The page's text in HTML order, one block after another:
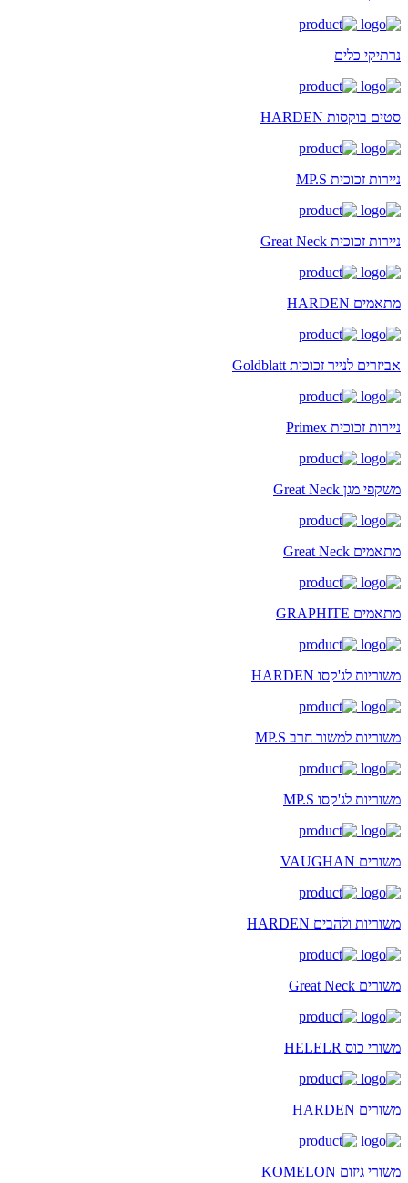
נרתיקי כלים
סטים בוקסות HARDEN
ניירות זכוכית MP.S
ניירות זכוכית Great Neck
מתאמים HARDEN
אביזרים לנייר זכוכית Goldblatt
ניירות זכוכית Primex
משקפי מגן Great Neck
מתאמים Great Neck
מתאמים GRAPHITE
משוריות לג'קסו HARDEN
משוריות למשור חרב MP.S
משוריות לג'קסו MP.S
משורים VAUGHAN
משוריות ולהבים HARDEN
משורים Great Neck
משורי כוס HELELR
משורים HARDEN
משורי גיזום KOMELON